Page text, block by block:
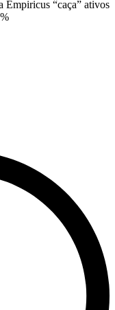
Empiricus “caça” ativos